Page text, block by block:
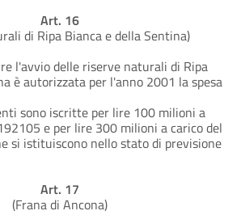
Art. 16
di Ripa Bianca e della Sentina)
l'avvio delle riserve naturali di Ripa
è autorizzata per l'anno 2001 la spesa
sono iscritte per lire 100 milioni a
e per lire 300 milioni a carico del
si istituiscono nello stato di previsione
Art. 17
(Frana di Ancona)